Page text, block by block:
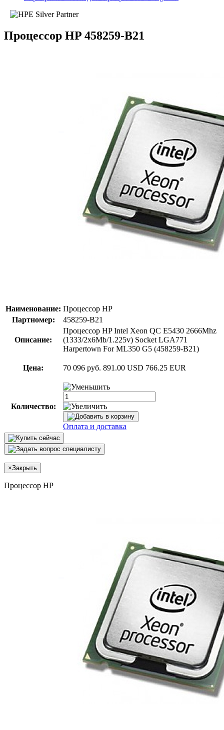
Процессор HP 458259-B21
Наименование: Процессор HP
Партномер:
458259-B21
Описание:
Процессор HP Intel Xeon QC E5430 2666Mhz
(1333/2x6Mb/1.225v) Socket LGA771
Harpertown For ML350 G5 (458259-B21)
Цена: 70 096 руб. 891.00 USD 766.25 EUR
Количество:
Оплата и доставка
×Закрыть
Процессор HP